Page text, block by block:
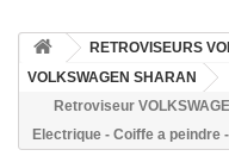
RETROVISEURS
VOLKSWAGEN SHARAN
Retroviseur
Electrique - Coiffe a peindre